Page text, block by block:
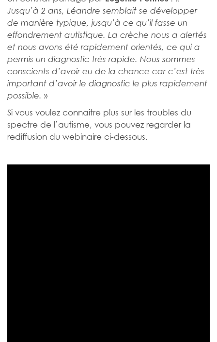
Jusqu’à 2 ans, Léandre semblait se développer
de manière typique, jusqu’à ce qu’il fasse un
effondrement autistique. La crèche nous a alertés
et nous avons été rapidement orientés, ce qui a
permis un diagnostic très rapide. Nous sommes
conscients d’avoir eu de la chance car c’est très
important d’avoir le diagnostic le plus rapidement
possible. »
Si vous voulez connaitre plus sur les troubles du
spectre de l’autisme, vous pouvez regarder la
rediffusion du webinaire ci-dessous.